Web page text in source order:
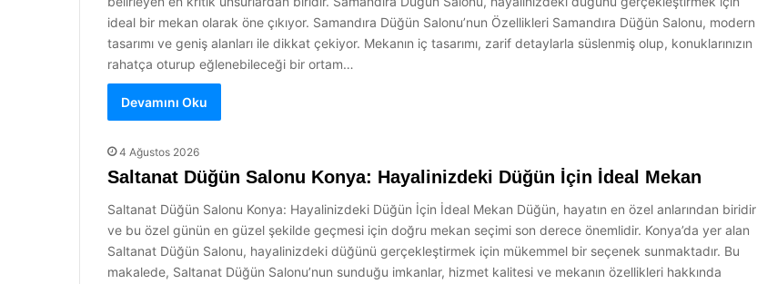
ideal bir mekan olarak öne çıkıyor. Samandıra Düğün Salonu’nun Özellikleri Samandıra Düğün Salonu, modern
tasarımı ve geniş alanları ile dikkat çekiyor. Mekanın iç tasarımı, zarif detaylarla süslenmiş olup, konuklarınızın
rahatça oturup eğlenebileceği bir ortam…
Devamını Oku
4 Ağustos 2026
Saltanat Düğün Salonu Konya: Hayalinizdeki Düğün İçin İdeal Mekan
Saltanat Düğün Salonu Konya: Hayalinizdeki Düğün İçin İdeal Mekan Düğün, hayatın en özel anlarından biridir
ve bu özel günün en güzel şekilde geçmesi için doğru mekan seçimi son derece önemlidir. Konya’da yer alan
Saltanat Düğün Salonu, hayalinizdeki düğünü gerçekleştirmek için mükemmel bir seçenek sunmaktadır. Bu
makalede, Saltanat Düğün Salonu’nun sunduğu imkanlar, hizmet kalitesi ve mekanın özellikleri hakkında